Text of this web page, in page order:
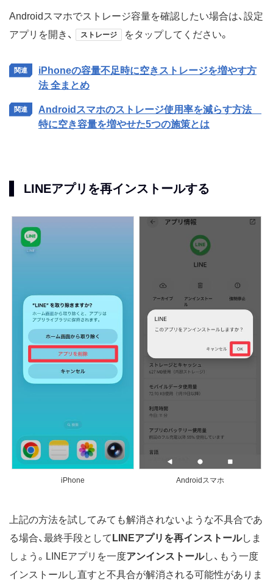
Androidスマホでストレージ容量を確認したい場合は、設定
アプリを開き、
ストレージ をタップしてください。
iPhoneの容量不足時に空きストレージを増やす方
法 全まとめ
Androidスマホのストレージ使用率を減らす方法
特に空き容量を増やせた5つの施策とは
LINEアプリを再インストールする
iPhone Androidスマホ
上記の方法を試してみても解消されないような不具合であ
る場合、最終手段として LINEアプリを再インストールしま
しょう。LINEアプリを一度アンインストールし、もう一度
インストールし直すと不具合が解消される可能性がありま